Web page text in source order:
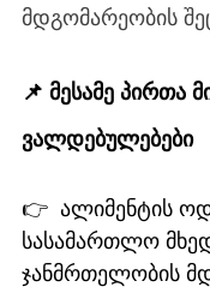
მდგომარეობის
📌 მესამე პირთა
ვალდებულებები
👉  ალიმენტის
სასამართლო
ჯანმრთელობის